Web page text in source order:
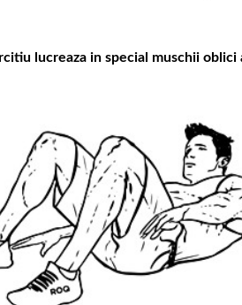
lucreaza in special muschii